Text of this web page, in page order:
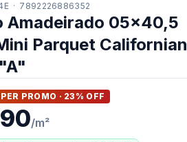
· 7892226886352
Amadeirado 05x40,5
Parquet Californian
PROMO · 23 % OFF
/m²